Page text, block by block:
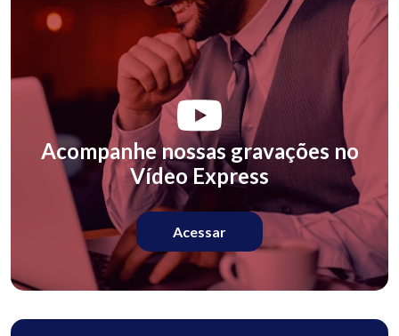
Acompanhe nossas gravações no
Vídeo Express
Acessar